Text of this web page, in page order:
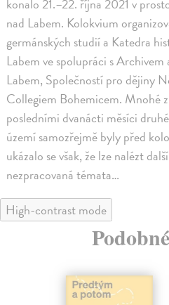
nad Labem. Kolokvium
germánských studií a Katedra
Labem ve spolupráci s
Labem, Společností pro dějiny
Collegiem Bohemicem. Mnohé
posledními dvanácti měsíci
území samozřejmě byly před
ukázalo se však, že lze nalézt
nezpracovaná témata…
High-contrast mode